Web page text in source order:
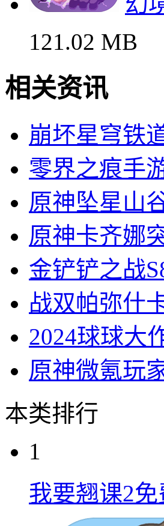
121.02 MB
相关资讯
崩坏星穹铁
零界之痕手
原神坠星山
原神卡齐娜
金铲铲之战
战双帕弥什
2024球球大
原神微氪玩
本类排行
1
我要翘课2